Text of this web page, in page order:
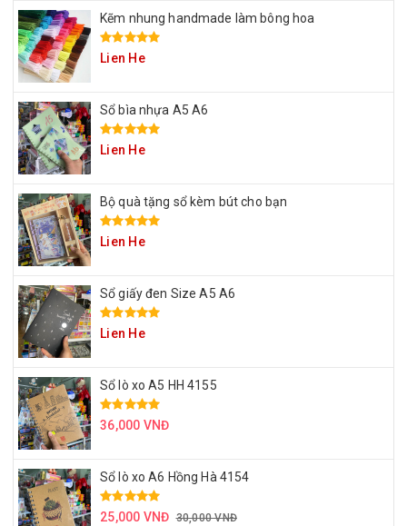
Kẽm nhung handmade làm bông hoa
Lien He
Sổ bìa nhựa A5 A6
Lien He
Bộ quà tặng sổ kèm bút cho bạn
Lien He
Sổ giấy đen Size A5 A6
Lien He
Sổ lò xo A5 HH 4155
36,000 VNĐ
Sổ lò xo A6 Hồng Hà 4154
25,000 VNĐ 30,000 VNĐ